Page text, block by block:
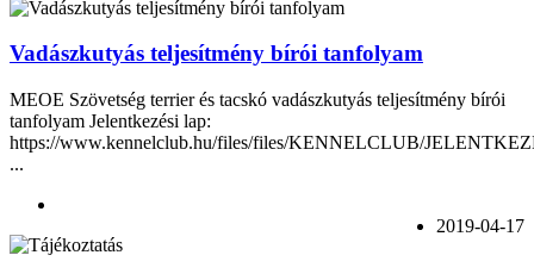
Vadászkutyás teljesítmény bírói tanfolyam
MEOE Szövetség terrier és tacskó vadászkutyás teljesítmény bírói
tanfolyam Jelentkezési lap:
https://www.kennelclub.hu/files/files/KENNELCLUB/
...
2019-04-17